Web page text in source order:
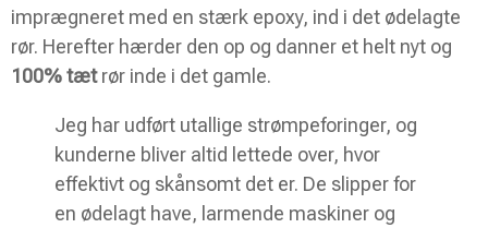
imprægneret med en stærk epoxy, ind i det ødelagte
rør. Herefter hærder den op og danner et helt nyt og
100% tætrør inde i det gamle.
Jeg har udført utallige strømpeforinger, og
kunderne bliver altid lettede over, hvor
effektivt og skånsomt det er. De slipper for
en ødelagt have, larmende maskiner og